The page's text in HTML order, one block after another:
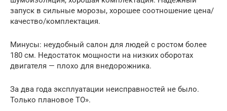
запуск в сильные морозы, хорошее соотношение цена/
качество/комплектация.
Минусы: неудобный салон для людей с ростом более
180 см. Недостаток мощности на низких оборотах
двигателя — плохо для внедорожника.
За два года эксплуатации неисправностей не было.
Только плановое ТО».